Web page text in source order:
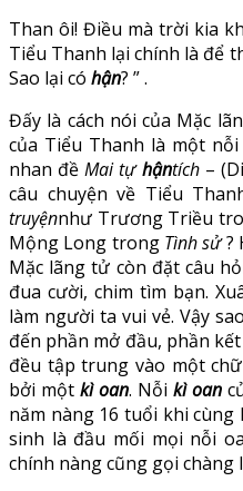
Than ôi! Điều mà trời kia
Tiểu Thanh lại chính là để
Sao lại có hận? ” .
Đấy là cách nói của Mặc
của Tiểu Thanh là một nỗi
nhan đềMai tựhậntích–
câu chuyện về Tiểu
truyệnnhư Trương Triều
Mộng Long trong Tình sử?
Mặc lãng tử còn đặt câu
đua cười, chim tìm bạn.
làm người ta vui vẻ. Vậy
đến phần mở đầu, phần
đều tập trung vào một chữ
bởi một kì oan. Nỗi kì oan
năm nàng 16 tuổi khi
sinh là đầu mối mọi nỗi
chính nàng cũng gọi chàng